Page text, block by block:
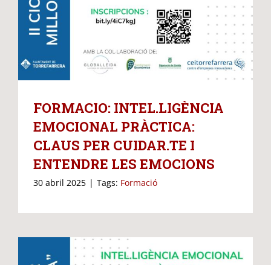
FORMACIO: INTEL.LIGÈNCIA
EMOCIONAL PRÀCTICA:
CLAUS PER CUIDAR.TE I
ENTENDRE LES EMOCIONS
30 abril 2025 | Tags: Formació